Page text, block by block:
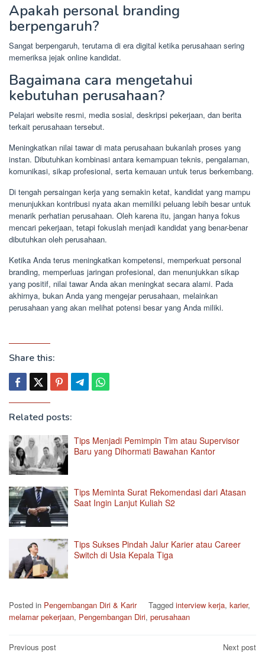
Apakah personal branding
berpengaruh?
Sangat berpengaruh, terutama di era digital ketika perusahaan sering
memeriksa jejak online kandidat.
Bagaimana cara mengetahui
kebutuhan perusahaan?
Pelajari website resmi, media sosial, deskripsi pekerjaan, dan berita
terkait perusahaan tersebut.
Meningkatkan nilai tawar di mata perusahaan bukanlah proses yang
instan. Dibutuhkan kombinasi antara kemampuan teknis, pengalaman,
komunikasi, sikap profesional, serta kemauan untuk terus berkembang.
Di tengah persaingan kerja yang semakin ketat, kandidat yang mampu
menunjukkan kontribusi nyata akan memiliki peluang lebih besar untuk
menarik perhatian perusahaan. Oleh karena itu, jangan hanya fokus
mencari pekerjaan, tetapi fokuslah menjadi kandidat yang benar-benar
dibutuhkan oleh perusahaan.
Ketika Anda terus meningkatkan kompetensi, memperkuat personal
branding, memperluas jaringan profesional, dan menunjukkan sikap
yang positif, nilai tawar Anda akan meningkat secara alami. Pada
akhirnya, bukan Anda yang mengejar perusahaan, melainkan
perusahaan yang akan melihat potensi besar yang Anda miliki.
Share this:
Related posts:
Tips Menjadi Pemimpin Tim atau Supervisor
Baru yang Dihormati Bawahan Kantor
Tips Meminta Surat Rekomendasi dari Atasan
Saat Ingin Lanjut Kuliah S2
Tips Sukses Pindah Jalur Karier atau Career
Switch di Usia Kepala Tiga
Posted in Pengembangan Diri & Karir Tagged interview kerja, karier,
melamar pekerjaan, Pengembangan Diri, perusahaan
Previous post Next post